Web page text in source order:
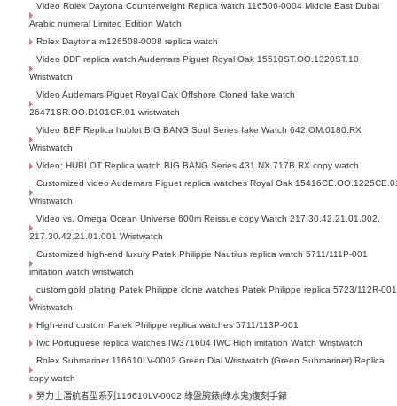
Video Rolex Daytona Counterweight Replica watch 116506-0004 Middle East Dubai
Arabic numeral Limited Edition Watch
Rolex Daytona m126508-0008 replica watch
Video DDF replica watch Audemars Piguet Royal Oak 15510ST.OO.1320ST.10
Wristwatch
Video Audemars Piguet Royal Oak Offshore Cloned fake watch
26471SR.OO.D101CR.01 wristwatch
Video BBF Replica hublot BIG BANG Soul Series fake Watch 642.OM.0180.RX
Wristwatch
Video: HUBLOT Replica watch BIG BANG Series 431.NX.717B.RX copy watch
Customized video Audemars Piguet replica watches Royal Oak
Wristwatch
Video vs. Omega Ocean Universe 600m Reissue copy Watch 217.30.42.21.01.002,
217.30.42.21.01.001 Wristwatch
Customized high-end luxury Patek Philippe Nautilus replica watch 5711/111P-001
imitation watch wristwatch
custom gold plating Patek Philippe clone watches Patek Philippe replica 5723/112R-001
Wristwatch
High-end custom Patek Philippe replica watches 5711/113P-001
Iwc Portuguese replica watches IW371604 IWC High imitation Watch Wristwatch
Rolex Submariner 116610LV-0002 Green Dial Wristwatch (Green Submariner) Replica
copy watch
勞力士潛航者型系列116610LV-0002 綠盤腕錶(綠水鬼)復刻手錶